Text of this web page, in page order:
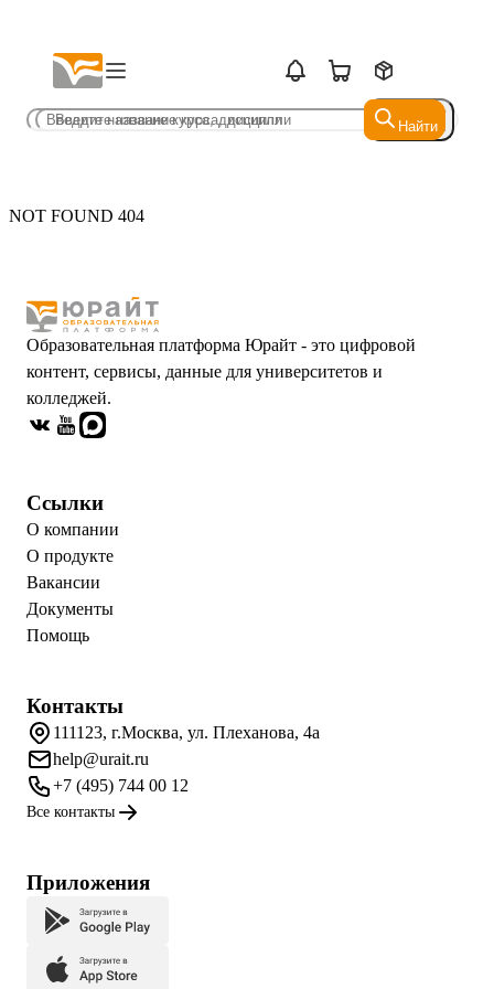
Найти
Найти
NOT FOUND 404
Образовательная платформа Юрайт - это цифровой
контент, сервисы, данные для университетов и
колледжей.
Ссылки
О компании
О продукте
Вакансии
Документы
Помощь
Контакты
111123, г.Москва, ул. Плеханова, 4а
help@urait.ru
+7 (495) 744 00 12
Все контакты
Приложения